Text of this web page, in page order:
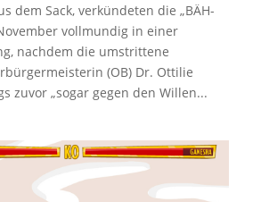
dem Sack, verkündeten die „BÄH-
vollmundig in einer
nachdem die umstrittene
(OB) Dr. Ottilie
zuvor „sogar gegen den Willen...